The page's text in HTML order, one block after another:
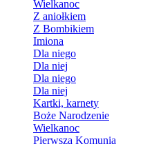
Wielkanoc
Z aniołkiem
Z Bombikiem
Imiona
Dla niego
Dla niej
Dla niego
Dla niej
Kartki, karnety
Boże Narodzenie
Wielkanoc
Pierwsza Komunia